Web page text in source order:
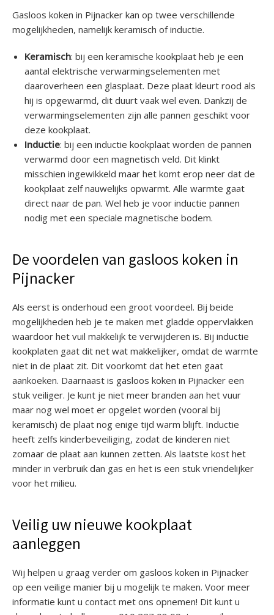
Gasloos koken in Pijnacker kan op twee verschillende
mogelijkheden, namelijk keramisch of inductie.
Keramisch: bij een keramische kookplaat heb je een
aantal elektrische verwarmingselementen met
daaroverheen een glasplaat. Deze plaat kleurt rood als
hij is opgewarmd, dit duurt vaak wel even. Dankzij de
verwarmingselementen zijn alle pannen geschikt voor
deze kookplaat.
Inductie: bij een inductie kookplaat worden de pannen
verwarmd door een magnetisch veld. Dit klinkt
misschien ingewikkeld maar het komt erop neer dat de
kookplaat zelf nauwelijks opwarmt. Alle warmte gaat
direct naar de pan. Wel heb je voor inductie pannen
nodig met een speciale magnetische bodem.
De voordelen van gasloos koken in
Pijnacker
Als eerst is onderhoud een groot voordeel. Bij beide
mogelijkheden heb je te maken met gladde oppervlakken
waardoor het vuil makkelijk te verwijderen is. Bij inductie
kookplaten gaat dit net wat makkelijker, omdat de warmte
niet in de plaat zit. Dit voorkomt dat het eten gaat
aankoeken. Daarnaast is gasloos koken in Pijnacker een
stuk veiliger. Je kunt je niet meer branden aan het vuur
maar nog wel moet er opgelet worden (vooral bij
keramisch) de plaat nog enige tijd warm blijft. Inductie
heeft zelfs kinderbeveiliging, zodat de kinderen niet
zomaar de plaat aan kunnen zetten. Als laatste kost het
minder in verbruik dan gas en het is een stuk vriendelijker
voor het milieu.
Veilig uw nieuwe kookplaat
aanleggen
Wij helpen u graag verder om gasloos koken in Pijnacker
op een veilige manier bij u mogelijk te maken. Voor meer
informatie kunt u contact met ons opnemen! Dit kunt u